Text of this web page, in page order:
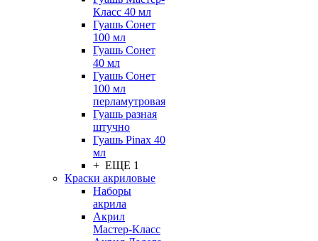
Класс 40 мл
Гуашь Сонет
100 мл
Гуашь Сонет
40 мл
Гуашь Сонет
100 мл
перламутровая
Гуашь разная
штучно
Гуашь Pinax 40
мл
+ ЕЩЕ 1
Краски акриловые
Наборы
акрила
Акрил
Мастер-Класс